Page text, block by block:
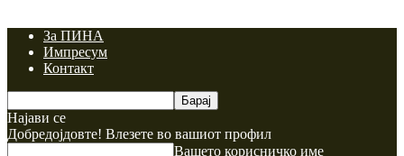
За ПИНА
Импресум
Контакт
Најави се
Добредојдовте! Влезете во вашиот профил
Вашето корисничко име